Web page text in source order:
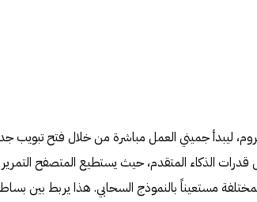
ليبدأ جميني العمل مباشرة من خلال فتح تبويب
قدرات الذكاء المتقدم، حيث يستطيع المتصفح التمرير
مستعيناً بالنموذج السحابي. هذا يربط بين